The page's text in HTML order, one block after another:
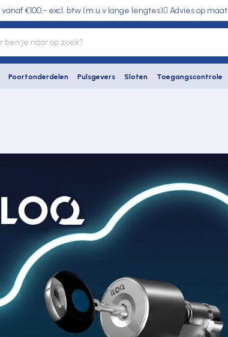
vanaf €100,- excl. btw (m.u.v lange lengtes) Advies op maat
Poortonderdelen Pulsgevers Sloten Toegangscontrole